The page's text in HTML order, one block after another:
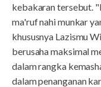
kebakaran tersebut.
ma'ruf nahi munkar
khususnya Lazismu
berusaha maksimal
dalam rangka
dalam penanganan